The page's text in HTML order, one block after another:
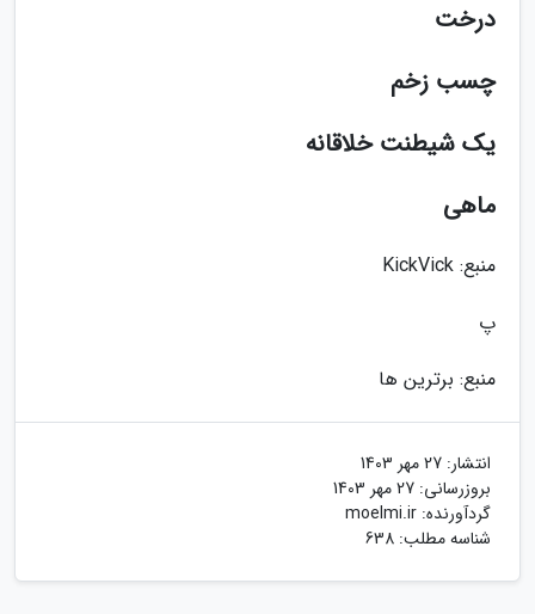
درخت
چسب زخم
یک شیطنت خلاقانه
ماهی
منبع: KickVick
پ
منبع: برترین ها
انتشار: 27 مهر 1403
بروزرسانی: 27 مهر 1403
گردآورنده: moelmi.ir
شناسه مطلب: 638